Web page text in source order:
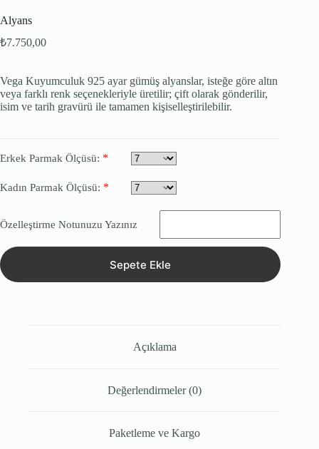
Alyans
₺7.750,00
Vega Kuyumculuk 925 ayar gümüş alyanslar, isteğe göre altın
veya farklı renk seçenekleriyle üretilir; çift olarak gönderilir,
isim ve tarih gravürü ile tamamen kişiselleştirilebilir.
Erkek Parmak Ölçüsü: *
Kadın Parmak Ölçüsü: *
Özelleştirme Notunuzu Yazınız
Sepete Ekle
Açıklama
Değerlendirmeler (0)
Paketleme ve Kargo